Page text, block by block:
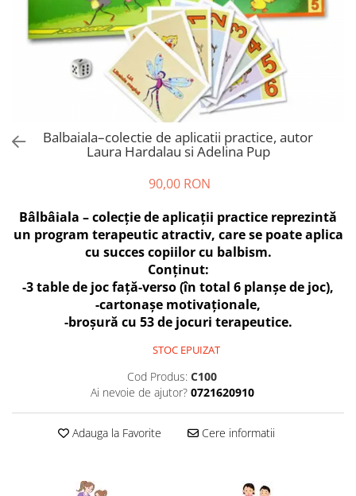
Balbaiala–colectie de aplicatii practice, autor
Laura Hardalau si Adelina Pup
90,00 RON
Bâlbâiala – colecție de aplicații practice reprezintă
un program terapeutic atractiv, care se poate aplica
cu succes copiilor cu balbism.
Conținut:
-3 table de joc față-verso (în total 6 planșe de joc),
-cartonașe motivaționale,
-broșură cu 53 de jocuri terapeutice.
STOC EPUIZAT
Cod Produs: C100
Ai nevoie de ajutor? 0721620910
Adauga la Favorite Cere informatii